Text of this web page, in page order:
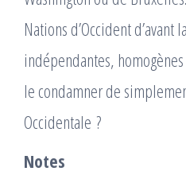
Nations d’Occident
indépendantes,
le condamner de
Occidentale ?
Notes